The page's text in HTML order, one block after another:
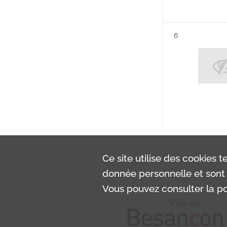
Résultat n°
6
Ce site utilise des cookies
donnée personnelle et
Vous pouvez consulter la